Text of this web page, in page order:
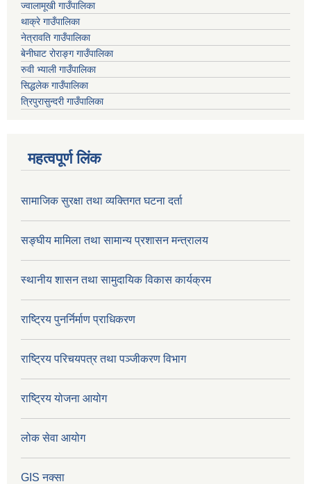
ज्वालामूखी गाउँपालिका
थाक्रे गाउँपालिका
नेत्रावति गाउँपालिका
बेनीघाट रोराङ्ग गाउँपालिका
रुवी भ्याली गाउँपालिका
सिद्धलेक गाउँपालिका
त्रिपुरासुन्दरी गाउँपालिका
महत्वपूर्ण लिंक
सामाजिक सुरक्षा तथा व्यक्तिगत घटना दर्ता
सङ्घीय मामिला तथा सामान्य प्रशासन मन्त्रालय
स्थानीय शासन तथा सामुदायिक विकास कार्यक्रम
राष्ट्रिय पुनर्निर्माण प्राधिकरण
राष्ट्रिय परिचयपत्र तथा पञ्जीकरण विभाग
राष्ट्रिय योजना आयोग
लोक सेवा आयोग
GIS नक्सा